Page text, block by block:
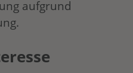
aufgrund